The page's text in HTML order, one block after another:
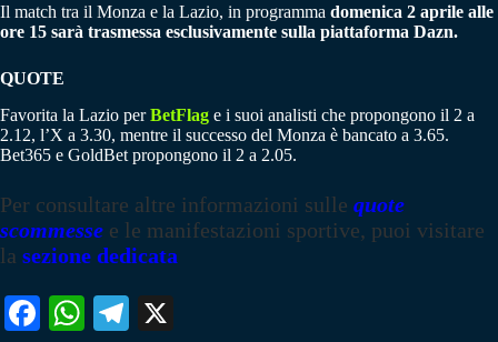
Il match tra il Monza e la Lazio, in programma domenica 2 aprile alle
ore 15 sarà trasmessa esclusivamente sulla piattaforma Dazn.
QUOTE
Favorita la Lazio perBetFlag e i suoi analisti che propongono il 2 a
2.12, l’X a 3.30, mentre il successo del Monza è bancato a 3.65.
Bet365 e GoldBet propongono il 2 a 2.05.
Per consultare altre informazioni sulle quote
scommesse e le manifestazioni sportive, puoi visitare
la sezione dedicata
Fa W
Te